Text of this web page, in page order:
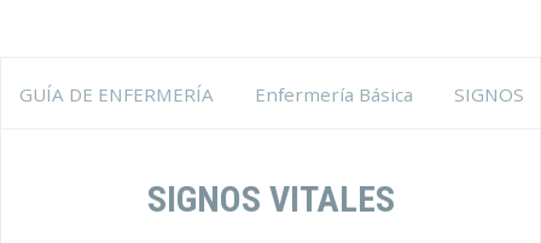
GUÍA DE ENFERMERÍA Enfermería Básica
SIGNOS
SIGNOS VITALES